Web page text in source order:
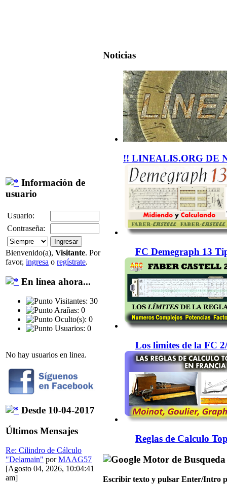
Información de
usuario
Usuario:
Contraseña:
Bienvenido(a), Visitante. Por
favor, ingresa o regístrate.
En línea ahora...
Visitantes: 30
Arañas: 0
Oculto(s): 0
Usuarios: 0
No hay usuarios en linea.
Desde 10-04-2017
Últimos Mensajes
Re: Cilindro de Cálculo
"Delamain" porMAAG57
[Agosto 04, 2026, 10:04:41
am]
Noticias
!! LINEALIS.ORG DE
FC Demegraph 13
Los limites de la FC
Reglas de Calculo
Motor de
Escribir texto y pulsar Enter/Intro